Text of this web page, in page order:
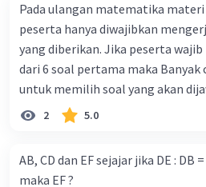
ceteris paribus maka .... a.
bentuk kurva jumlah uang
dari kiri bawah ke kanan atas b.
mana bentuk kurva jumlah uang
uang) naik dari kiri bawah ke
meningkat di mana bentuk kurva
Tingkat bunga turun di mana
beredar (penawaran uang) naik
Pada ulangan matematika materi
peserta hanya diwajibkan
yang diberikan. Jika peserta
dari 6 soal pertama maka Banyak
untuk memilih soal yang akan
2 5.0
AB, CD dan EF sejajar jika DE : DB
maka EF ?